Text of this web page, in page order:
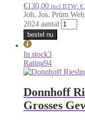
€130,00 incl BTW: €
Joh. Jos. Prüm
2024 aantal
bestel nu
In stock3
Rating94
Donnhoff
Grosses